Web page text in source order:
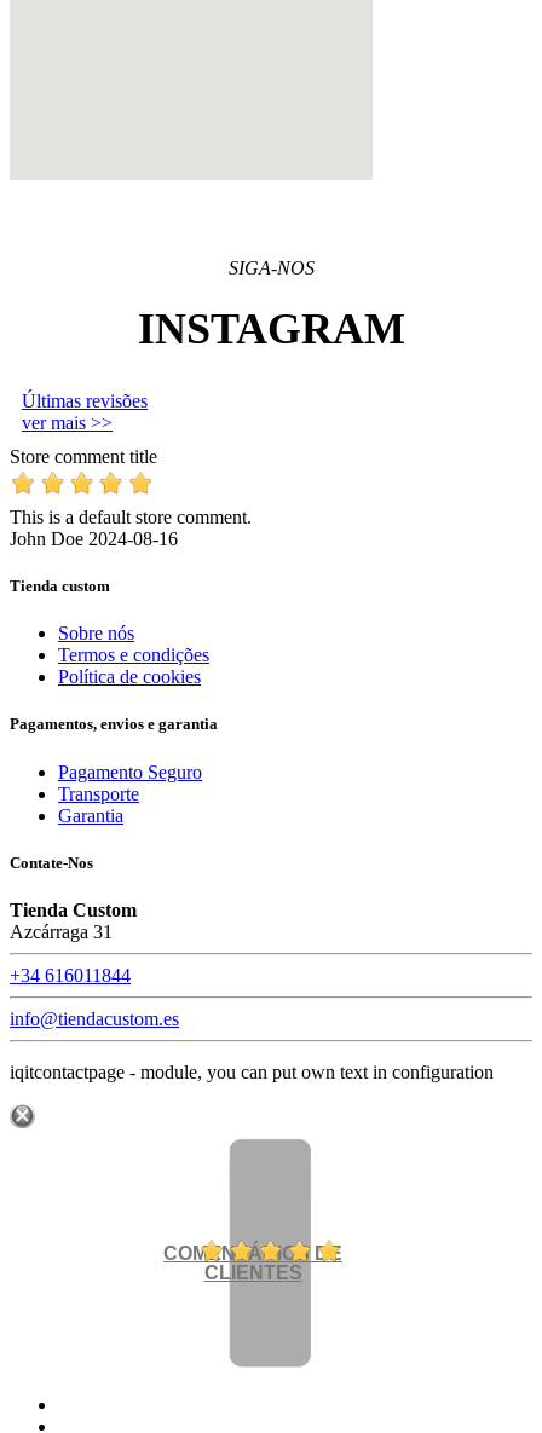
SIGA-NOS
INSTAGRAM
Últimas revisões
ver mais >>
Store comment title
This is a default store comment.
John Doe 2024-08-16
Tienda custom
Sobre nós
Termos e condições
Política de cookies
Pagamentos, envios e garantia
Pagamento Seguro
Transporte
Garantia
Contate-Nos
Tienda Custom
Azcárraga 31
+34 616011844
info@tiendacustom.es
iqitcontactpage - module, you can put own text in configuration
COMENTÁRIOS DE
CLIENTES